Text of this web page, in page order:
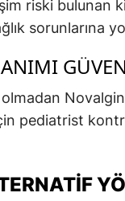
riski bulunan
sorunlarına
Novalgin
pediatrist